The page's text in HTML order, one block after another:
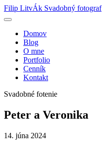
Filip LitvÁk Svadobný fotograf
Domov
Blog
O mne
Portfolio
Cenník
Kontakt
Svadobné fotenie
Peter a Veronika
14. júna 2024